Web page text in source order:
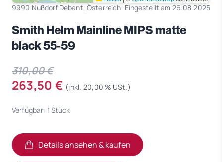
9990 Nußdorf Debant, Österreich Eingestellt am 26.08.2025
Smith Helm Mainline MIPS matte
black 55-59
310,00 €
263,50 € (inkl. 20,00 % USt.)
Verfügbar: 1 Stück
Details ansehen & kaufen
(öffnet in neuem Tab)
(öffnet in neuem Tab)